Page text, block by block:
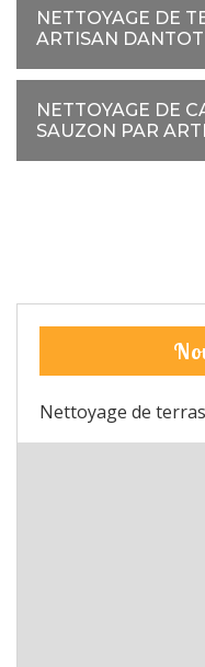
NETTOYAGE DE
ARTISAN DANTOT
NETTOYAGE DE
SAUZON PAR
Nettoyage de